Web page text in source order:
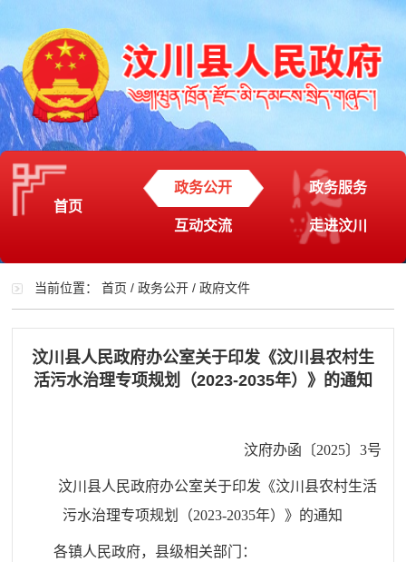
首页
政务公开 政务服务
互动交流 走进汶川
当前位置：首页 /政务公开 /政府文件
汶川县人民政府办公室关于印发《汶川县农村生
活污水治理专项规划（2023-2035年）》的通知
汶府办函〔2025〕3号
汶川县人民政府办公室关于印发《汶川县农村生活
污水治理专项规划（2023-2035年）》的通知
各镇人民政府，县级相关部门：